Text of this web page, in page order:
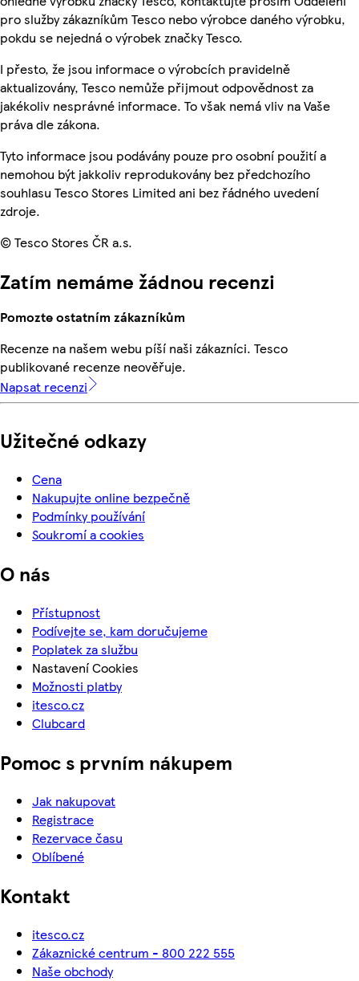
pro služby zákazníkům Tesco nebo výrobce daného výrobku,
pokdu se nejedná o výrobek značky Tesco.
I přesto, že jsou informace o výrobcích pravidelně
aktualizovány, Tesco nemůže přijmout odpovědnost za
jakékoliv nesprávné informace. To však nemá vliv na Vaše
práva dle zákona.
Tyto informace jsou podávány pouze pro osobní použití a
nemohou být jakkoliv reprodukovány bez předchozího
souhlasu Tesco Stores Limited ani bez řádného uvedení
zdroje.
© Tesco Stores ČR a.s.
Zatím nemáme žádnou recenzi
Pomozte ostatním zákazníkům
Recenze na našem webu píší naši zákazníci. Tesco
publikované recenze neověřuje.
Napsat recenzi
Užitečné odkazy
Cena
Nakupujte online bezpečně
Podmínky používání
Soukromí a cookies
O nás
Přístupnost
Podívejte se, kam doručujeme
Poplatek za službu
Nastavení Cookies
Možnosti platby
itesco.cz
Clubcard
Pomoc s prvním nákupem
Jak nakupovat
Registrace
Rezervace času
Oblíbené
Kontakt
itesco.cz
Zákaznické centrum - 800 222 555
Naše obchody